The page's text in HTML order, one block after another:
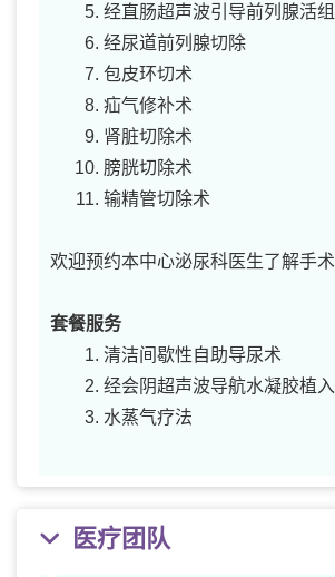
经直肠超声波引导前列腺活
经尿道前列腺切除
包皮环切术
疝气修补术
肾脏切除术
膀胱切除术
输精管切除术
欢迎预约本中心泌尿科医生了解手
套餐服务
清洁间歇性自助导尿术
经会阴超声波导航水凝胶植
水蒸气疗法
医疗团队